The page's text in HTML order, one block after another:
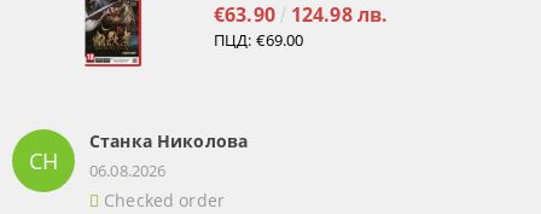
€63.90 124.98 лв.
ПЦД: €69.00
СН
Станка Николова
06.08.2026
Checked order